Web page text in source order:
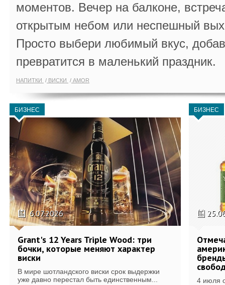
моментов. Вечер на балконе,
открытым небом или неспешный
Просто выбери любимый вкус,
превратится в маленький праздник.
НАПИТКИ ВИСКИ AMOR
БИЗНЕС
6.07.2026
Grant's 12 Years Triple Wood: три
бочки, которые меняют характер
виски
В мире шотландского виски срок выдержки
уже давно перестал быть единственным...
БИЗНЕС
4 июля